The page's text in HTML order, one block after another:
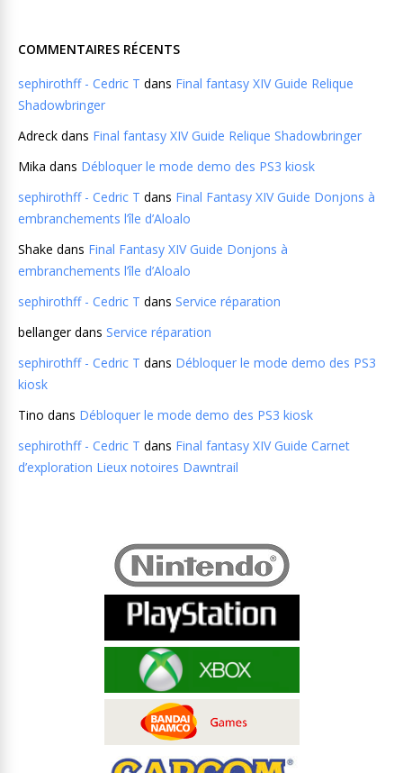
COMMENTAIRES RÉCENTS
sephirothff - Cedric T dans Final fantasy XIV Guide Relique
Shadowbringer
Adreck dans Final fantasy XIV Guide Relique Shadowbringer
Mika dans Débloquer le mode demo des PS3 kiosk
sephirothff - Cedric T dans Final Fantasy XIV Guide Donjons à
embranchements l’île d’Aloalo
Shake dans Final Fantasy XIV Guide Donjons à
embranchements l’île d’Aloalo
sephirothff - Cedric T dans Service réparation
bellangerdans Service réparation
sephirothff - Cedric T dans Débloquer le mode demo des PS3
kiosk
Tino dans Débloquer le mode demo des PS3 kiosk
sephirothff - Cedric T dans Final fantasy XIV Guide Carnet
d’exploration Lieux notoires Dawntrail